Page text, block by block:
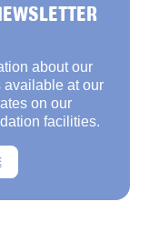
about our
available at our
on our
facilities.